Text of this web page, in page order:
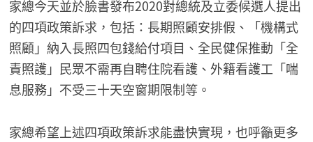
家總今天並於臉書發布2020對總統及立委候選人提出
的四項政策訴求，包括：長期照顧安排假、「機構式
照顧」納入長照四包錢給付項目、全民健保推動「全
責照護」民眾不需再自聘住院看護、外籍看護工「喘
息服務」不受三十天空窗期限制等。
家總希望上述四項政策訴求能盡快實現，也呼籲更多